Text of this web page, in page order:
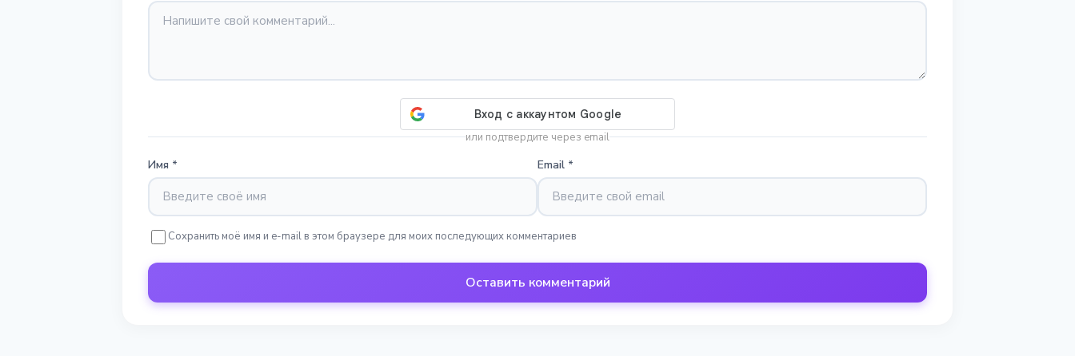
или подтвердите через email
Имя * Email *
Сохранить моё имя и e-mail в этом браузере для моих последующих комментариев
Оставить комментарий